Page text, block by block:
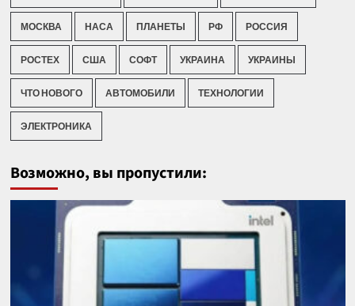
МОСКВА НАСА ПЛАНЕТЫ РФ РОССИЯ
РОСТЕХ США СОФТ УКРАИНА УКРАИНЫ
ЧТО НОВОГО АВТОМОБИЛИ ТЕХНОЛОГИИ
ЭЛЕКТРОНИКА
Возможно, вы пропустили: